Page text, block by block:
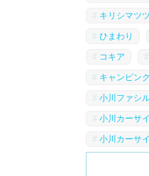
キリシマツ
ひまわり
コキア
キャンピン
小川ファシ
小川カーサ
小川カーサ